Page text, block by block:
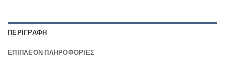
ΠΕΡΙΓΡΑΦΉ
ΕΠΙΠΛΈΟΝ ΠΛΗΡΟΦΟΡΊΕΣ